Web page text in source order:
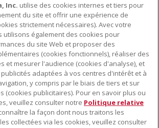
DÈS À PRÉSENT
Inc. utilise des cookies internes et tiers pour
du site et offrir une expérience de
strictement nécessaires). Avec votre
utilisons également des cookies pour
du site Web et proposer des
(cookies fonctionnels), réaliser des
et mesurer l'audience (cookies d'analyse), et
adaptées à vos centres d'intérêt et à
y compris par le biais de tiers et sur
(cookies publicitaires). Pour en savoir plus ou
veuillez consulter notre Politique relative
la façon dont nous traitons les
collectées via les cookies, veuillez consulter